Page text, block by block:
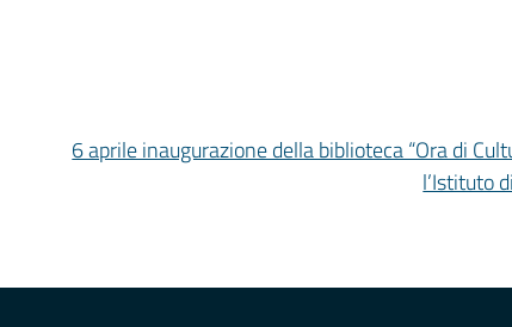
6 aprile inaugurazione della biblioteca “Ora di
l’Istituto